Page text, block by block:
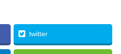
twitter